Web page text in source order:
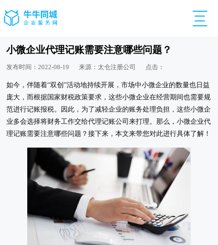
小微企业代理记账需要注意哪些问题？
发布时间：2022-08-19 来源：太仓注册公司 点击：
如今，伴随着“双创”活动地持续开展，市场中小微企业的数量也日益
庞大，而根据国家财税政策要求，这些小微企业在经营期间也需要规
范进行记账报税。因此，为了减轻企业的账务处理负担，这些小微企
业多会选择将财务工作交给代理记账公司来打理。那么，小微企业代
理记账需要注意哪些问题？接下来，本文来带您对此进行具体了解！